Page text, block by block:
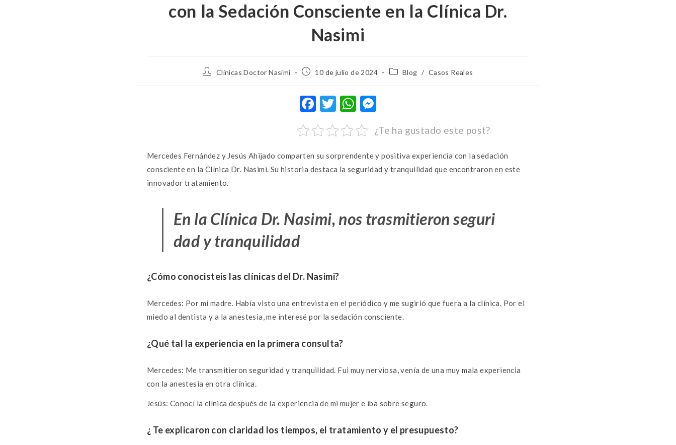
con la Sedación Consciente en la Clínica Dr.
Nasimi
Clínicas Doctor Nasimi 10 de julio de 2024 Blog / Casos Reales
F
ac
e
b
o
T
w
it
te
r
W
h
at
s
A
se
n
g
¿Te ha gustado este post?
Mercedes Fernández y Jesús Ahijado comparten su sorprendente y positiva experiencia con la sedación
consciente en la Clínica Dr. Nasimi. Su historia destaca la seguridad y tranquilidad que encontraron en este
innovador tratamiento.
En la Clínica Dr. Nasimi, nos trasmitieron seguri
dadytranquilidad
¿Cómo conocisteis las clínicas del Dr. Nasimi?
Mercedes: Por mi madre. Había visto una entrevista en el periódico y me sugirió que fuera a la clínica. Por el
miedo al dentista y a la anestesia, me interesé por la sedación consciente.
¿Qué tal la experiencia en la primera consulta?
Mercedes: Me transmitieron seguridad y tranquilidad. Fui muy nerviosa, venía de una muy mala experiencia
con la anestesia en otra clínica.
Jesús: Conocí la clínica después de la experiencia de mi mujer e iba sobre seguro.
¿ Te explicaron con claridad los tiempos, el tratamiento y el presupuesto?